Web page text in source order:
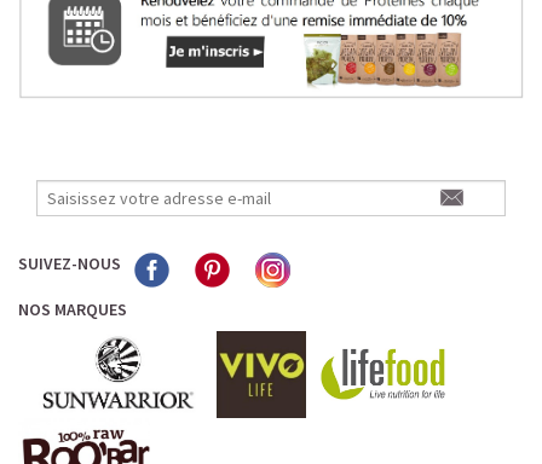
SUIVEZ-NOUS
NOS MARQUES